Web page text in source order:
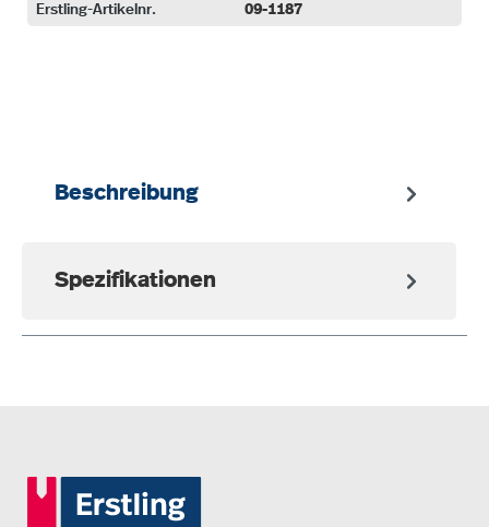
Erstling-Artikelnr. 09-1187
Beschreibung
Spezifikationen